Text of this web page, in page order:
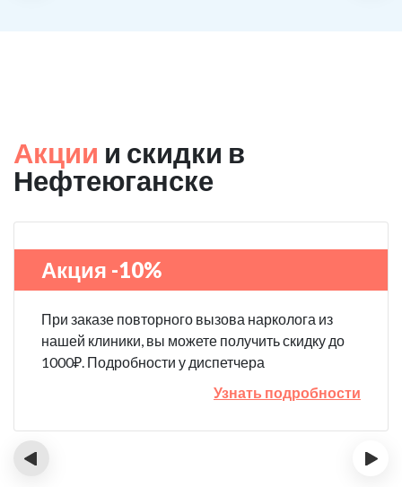
Акции и скидки в
Нефтеюганске
Акция -10%
При заказе повторного вызова нарколога из
нашей клиники, вы можете получить скидку до
1000₽. Подробности у диспетчера
Узнать подробности
‹ ›